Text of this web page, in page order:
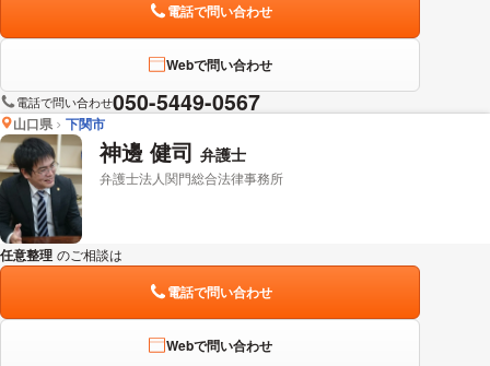
電話で問い合わせ
Webで問い合わせ
電話で問い合わせ050-5449-0567
山口県 下関市
神邊 健司 弁護士
弁護士法人関門総合法律事務所
任意整理 のご相談は
電話で問い合わせ
Webで問い合わせ